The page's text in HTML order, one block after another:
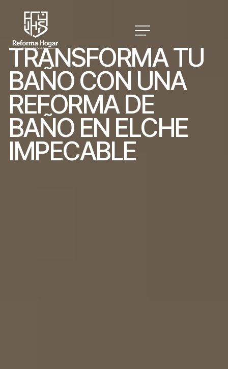
TRANSFORMATU
BAÑO CON UNA
REFORMA DE
BAÑO EN ELCHE
IMPECABLE